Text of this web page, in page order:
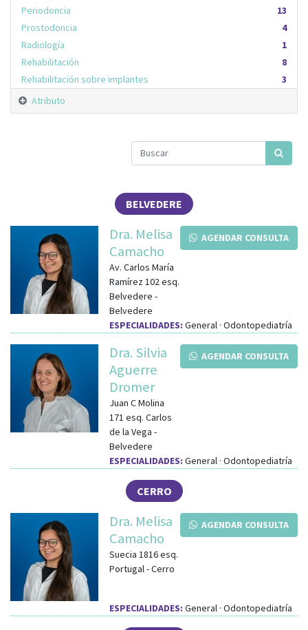
13
Periodoncia
4
Prostodoncia
1
Radiología
8
Rehabilitación
3
Rehabilitación sobre implantes
Atributo
BELVEDERE
AGENDAR CONSULTA
Dra. Melisa
Camacho
Av. Carlos María
Ramírez 102esq.
Belvedere -
Belvedere
ESPECIALIDADES: General · Odontopediatría
AGENDAR CONSULTA
Dra. Silvia
Aguerre
Dromer
Juan C Molina
171 esq. Carlos
de la Vega -
Belvedere
ESPECIALIDADES: General · Odontopediatría
CERRO
AGENDAR CONSULTA
Dra. Melisa
Camacho
Suecia 1816esq.
Portugal-Cerro
ESPECIALIDADES: General · Odontopediatría